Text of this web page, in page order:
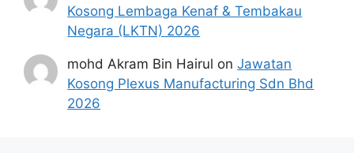
Kosong Lembaga Kenaf & Tembakau
Negara (LKTN) 2026
mohd Akram Bin Hairul onJawatan
Kosong Plexus Manufacturing Sdn Bhd
2026